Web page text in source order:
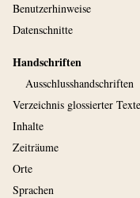
Benutzerhinweise
Datenschnitte
Handschriften
Ausschluss­handschriften
Verzeichnis glossierter
Inhalte
Zeiträume
Orte
Sprachen